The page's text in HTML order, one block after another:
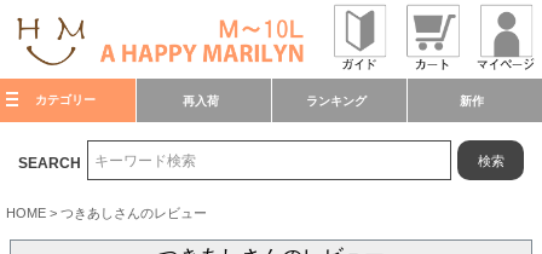
カテゴリー 再入荷 ランキング 新作
SEARCH 検索
HOME つきあしさんのレビュー